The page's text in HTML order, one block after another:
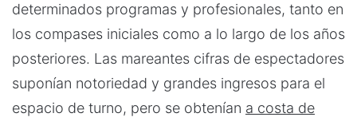
determinados programas y profesionales, tanto en
los compases iniciales como a lo largo de los años
posteriores. Las mareantes cifras de espectadores
suponían notoriedad y grandes ingresos para el
espacio de turno, pero se obtenían a costa de